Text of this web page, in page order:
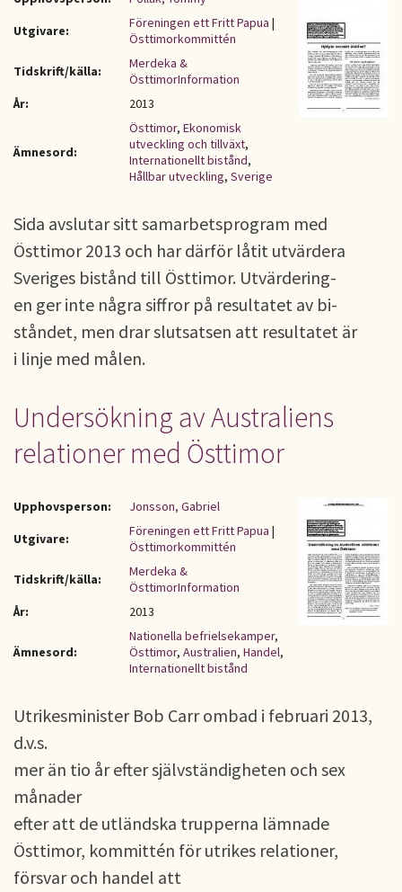
Utgivare:
Föreningen ett Fritt Papua |
Östtimorkommittén
Tidskrift/källa:
Merdeka &
ÖsttimorInformation
År:
2013
Ämnesord:
Östtimor, Ekonomisk
utveckling och tillväxt,
Internationellt bistånd,
Hållbar utveckling, Sverige
Sida avslutar sitt samarbetsprogram med
Östtimor 2013 och har därför låtit utvärdera
Sveriges bistånd till Östtimor. Utvärdering-
en ger inte några siffror på resultatet av bi-
ståndet, men drar slutsatsen att resultatet är
i linje med målen.
Undersökning av Australiens
relationer med Östtimor
Upphovsperson:
Jonsson, Gabriel
Utgivare:
Föreningen ett Fritt Papua |
Östtimorkommittén
Tidskrift/källa:
Merdeka &
ÖsttimorInformation
År:
2013
Ämnesord:
Nationella befrielsekamper,
Östtimor, Australien, Handel,
Internationellt bistånd
Utrikesminister Bob Carr ombad i februari 2013,
d.v.s.
mer än tio år efter självständigheten och sex
månader
efter att de utländska trupperna lämnade
Östtimor, kommittén för utrikes relationer,
försvar och handel att